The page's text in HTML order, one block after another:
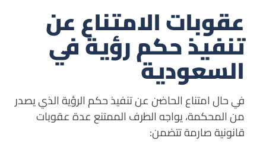
عقوبات الامتناع عن
تنفيذ حكم رؤية في
السعودية
في حال امتناع الحاضن عن تنفيذ حكم الرؤية الذي يصدر
من المحكمة، يواجه الطرف الممتنع عدة عقوبات
قانونية صارمة تتضمن: